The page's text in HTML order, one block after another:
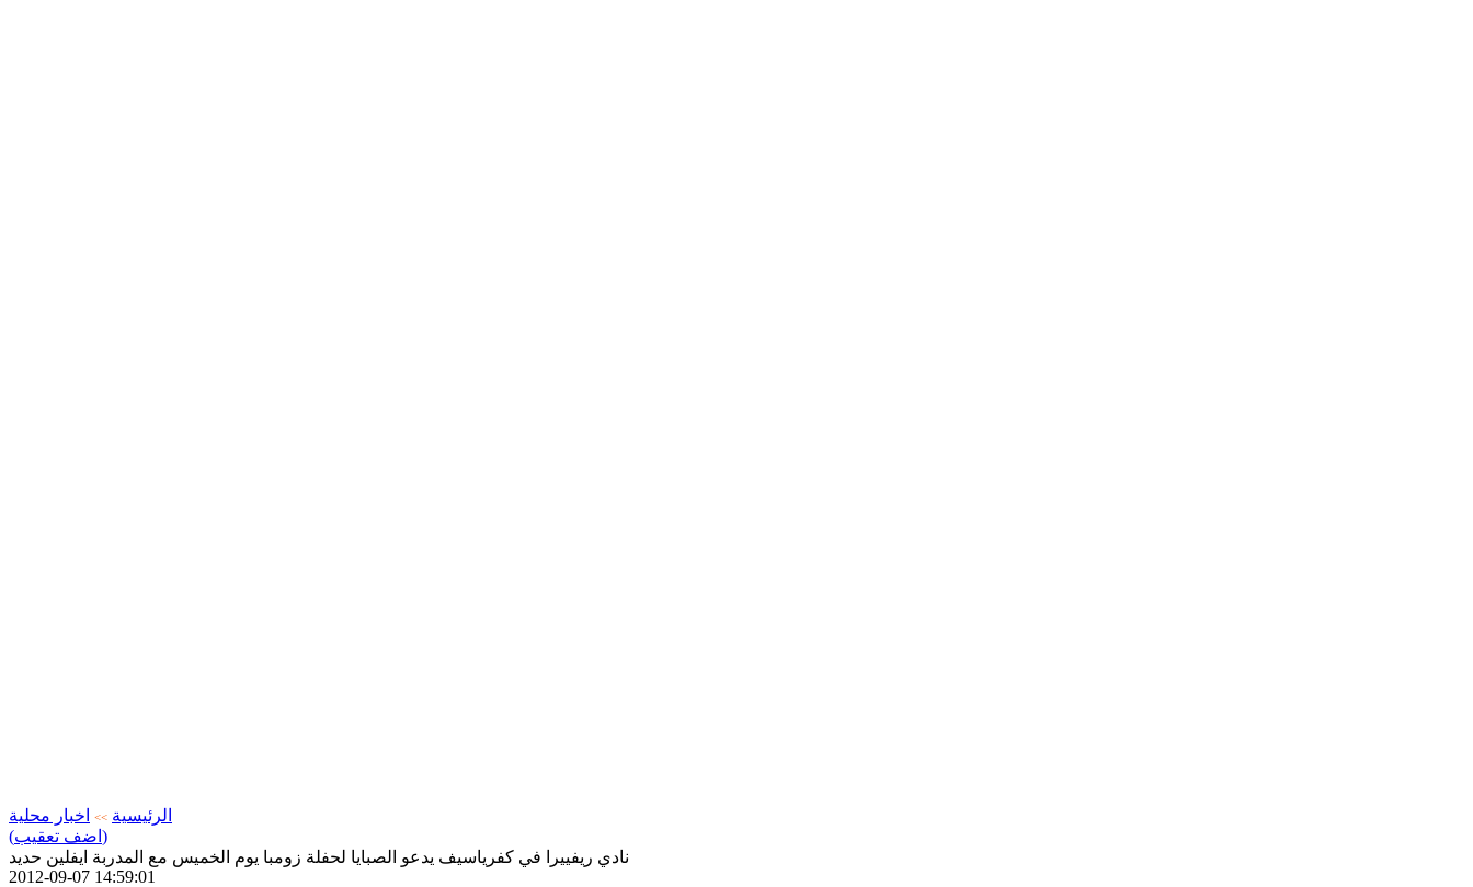
الرئيسية >>
اخبار محلية
(اضف تعقيب)
نادي ريفييرا في كفرياسيف يدعو الصبايا لحفلة زومبا يوم الخميس مع المدربة ايفلين حديد
2012-09-07 14:59:01